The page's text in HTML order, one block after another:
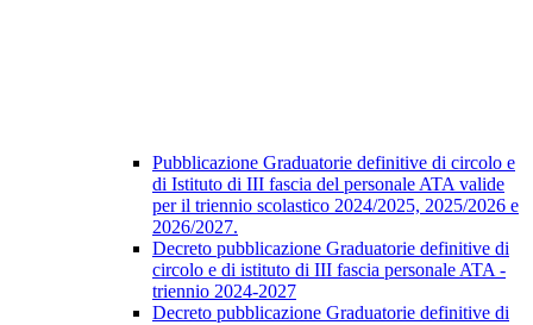
Pubblicazione Graduatorie definitive di circolo e
di Istituto di III fascia del personale ATA valide
per il triennio scolastico 2024/2025, 2025/2026 e
2026/2027.
Decreto pubblicazione Graduatorie definitive di
circolo e di istituto di III fascia personale ATA -
triennio 2024-2027
Decreto pubblicazione Graduatorie definitive di